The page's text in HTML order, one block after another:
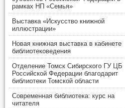
рамках НП «Семья»
Выставка «Искусство книжной
иллюстрации»
Новая книжная выставка в кабинете
библиотековедения
Отделение Томск Сибирского ГУ ЦБ
Российской Федерации благодарит
библиотеки Томской области
Современная библиотека: курс на
читателя